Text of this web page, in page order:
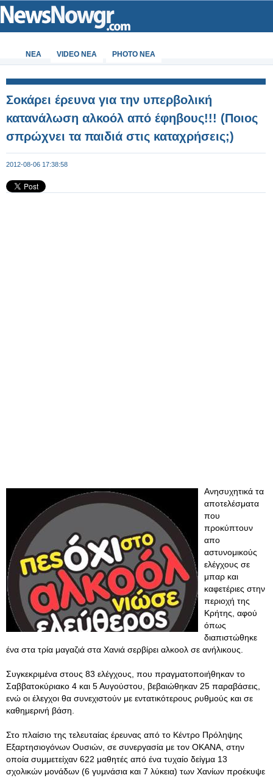
ΝΕΑ VIDEO NEA PHOTO NEA
Σοκάρει έρευνα για την υπερβολική
κατανάλωση αλκοόλ από έφηβους!!! (Ποιος
σπρώχνει τα παιδιά στις καταχρήσεις;)
2012-08-06 17:38:58
Ανησυχητικά τα
αποτελέσματα
που
προκύπτουν
απο
αστυνομικούς
ελέγχους σε
μπαρ και
καφετέριες στην
περιοχή της
Κρήτης, αφού
όπως
διαπιστώθηκε
ένα στα τρία μαγαζιά στα Χανιά σερβίρει αλκοολ σε ανήλικους.
Συγκεκριμένα στους 83 ελέγχους, που πραγματοποιήθηκαν το
Σαββατοκύριακο 4 και 5 Αυγούστου, βεβαιώθηκαν 25 παραβάσεις,
ενώ οι έλεγχοι θα συνεχιστούν με εντατικότερους ρυθμούς και σε
καθημερινή βάση.
Στο πλαίσιο της τελευταίας έρευνας από το Κέντρο Πρόληψης
Εξαρτησιογόνων Ουσιών, σε συνεργασία με τον ΟΚΑΝΑ, στην
οποία συμμετείχαν 622 μαθητές από ένα τυχαίο δείγμα 13
σχολικών μονάδων (6 γυμνάσια και 7 λύκεια) των Χανίων προέκυψε